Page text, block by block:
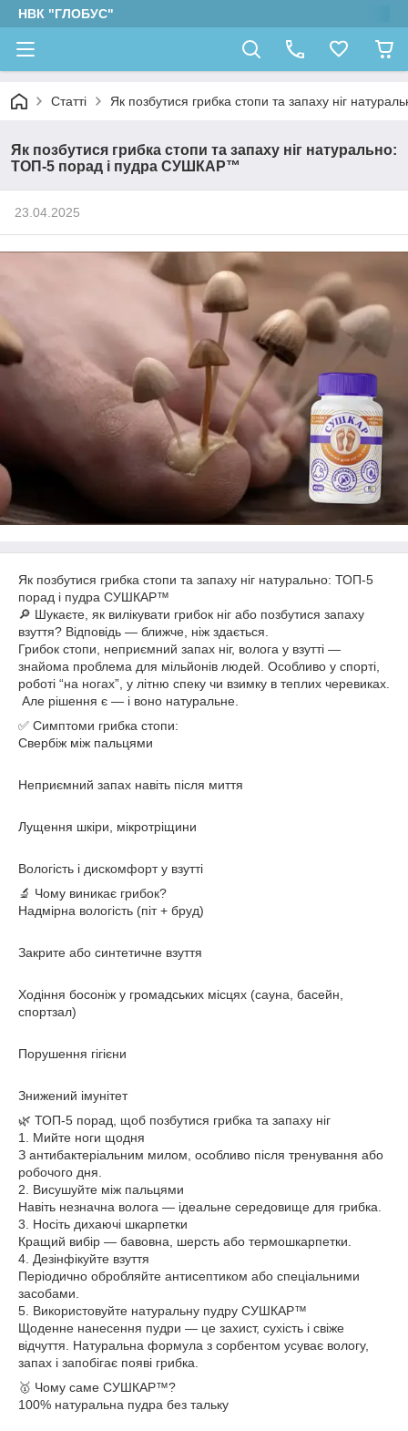
НВК "ГЛОБУС"
Статті Як позбутися грибка стопи та запаху ніг
Як позбутися грибка стопи та запаху ніг натурально:
ТОП-5 порад і пудра СУШКАР™
23.04.2025
Як позбутися грибка стопи та запаху ніг натурально: ТОП-5
порад і пудра СУШКАР™
🔎 Шукаєте, як вилікувати грибок ніг або позбутися запаху
взуття? Відповідь — ближче, ніж здається.
Грибок стопи, неприємний запах ніг, волога у взутті —
знайома проблема для мільйонів людей. Особливо у спорті,
роботі “на ногах”, у літню спеку чи взимку в теплих черевиках.
Але рішення є — і воно натуральне.
✅ Симптоми грибка стопи:
Свербіж між пальцями
Неприємний запах навіть після миття
Лущення шкіри, мікротріщини
Вологість і дискомфорт у взутті
🔬 Чому виникає грибок?
Надмірна вологість (піт + бруд)
Закрите або синтетичне взуття
Ходіння босоніж у громадських місцях (сауна, басейн,
спортзал)
Порушення гігієни
Знижений імунітет
🌿 ТОП-5 порад, щоб позбутися грибка та запаху ніг
1. Мийте ноги щодня
З антибактеріальним милом, особливо після тренування або
робочого дня.
2. Висушуйте між пальцями
Навіть незначна волога — ідеальне середовище для грибка.
3. Носіть дихаючі шкарпетки
Кращий вибір — бавовна, шерсть або термошкарпетки.
4. Дезінфікуйте взуття
Періодично обробляйте антисептиком або спеціальними
засобами.
5. Використовуйте натуральну пудру СУШКАР™
Щоденне нанесення пудри — це захист, сухість і свіже
відчуття. Натуральна формула з сорбентом усуває вологу,
запах і запобігає появі грибка.
🥇 Чому саме СУШКАР™?
100% натуральна пудра без тальку